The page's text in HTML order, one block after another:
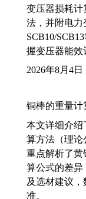
变压器损耗计
法，并附电力
SCB10/
握变压器能效
2026年8月4日
铜棒的重量计
本文详细介绍
算方法（理论
重点解析了黄
算公式的差异
及选材建议，
准。